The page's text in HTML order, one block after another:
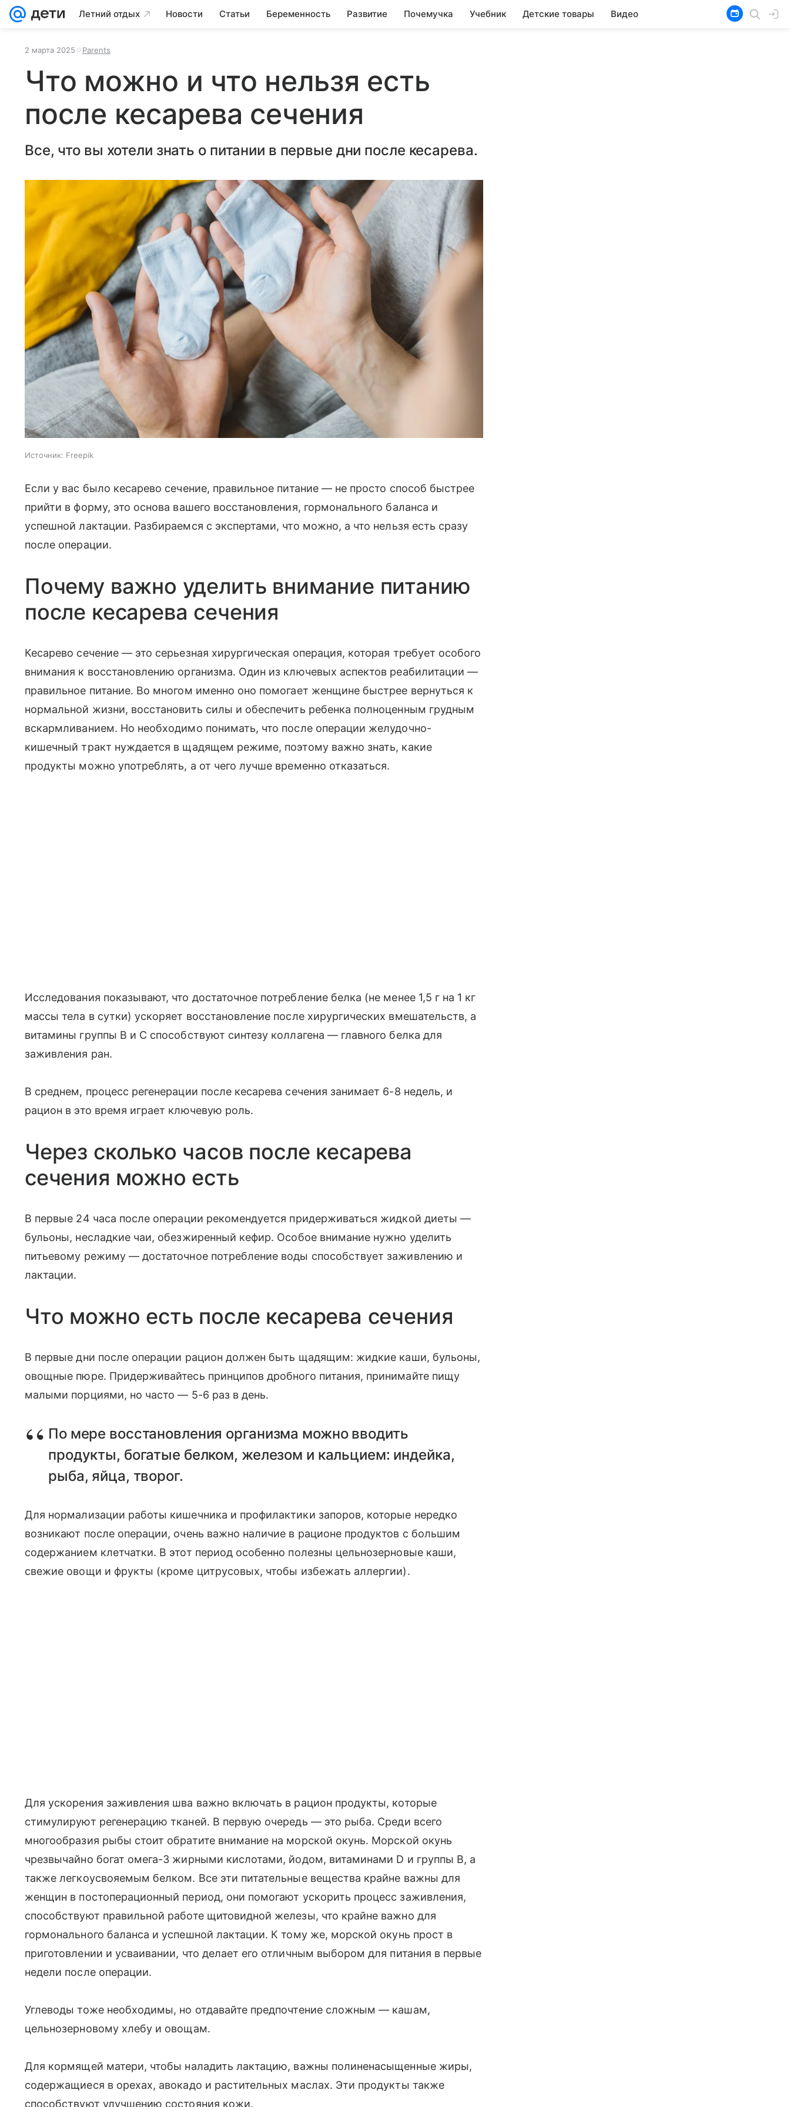
Летний отдых Новости Статьи Беременность Развитие Почемучка Учебник Детские товары Видео
2 марта 2025 Parents
Что можно и что нельзя есть
после кесарева сечения
Все, что вы хотели знать о питании в первые дни после кесарева.
Источник: Freepik
Если у вас было кесарево сечение, правильное питание — не просто способ быстрее
прийти в форму, это основа вашего восстановления, гормонального баланса и
успешной лактации. Разбираемся с экспертами, что можно, а что нельзя есть сразу
после операции.
Почему важно уделить внимание питанию
после кесарева сечения
Кесарево сечение — это серьезная хирургическая операция, которая требует особого
внимания к восстановлению организма. Один из ключевых аспектов реабилитации —
правильное питание. Во многом именно оно помогает женщине быстрее вернуться к
нормальной жизни, восстановить силы и обеспечить ребенка полноценным грудным
вскармливанием. Но необходимо понимать, что после операции желудочно-
кишечный тракт нуждается в щадящем режиме, поэтому важно знать, какие
продукты можно употреблять, а от чего лучше временно отказаться.
Исследования показывают, что достаточное потребление белка (не менее 1,5 г на 1 кг
массы тела в сутки) ускоряет восстановление после хирургических вмешательств, а
витамины группы В и С способствуют синтезу коллагена — главного белка для
заживления ран.
В среднем, процесс регенерации после кесарева сечения занимает 6-8 недель, и
рацион в это время играет ключевую роль.
Через сколько часов после кесарева
сечения можно есть
В первые 24 часа после операции рекомендуется придерживаться жидкой диеты —
бульоны, несладкие чаи, обезжиренный кефир. Особое внимание нужно уделить
питьевому режиму — достаточное потребление воды способствует заживлению и
лактации.
Что можно есть после кесарева сечения
В первые дни после операции рацион должен быть щадящим: жидкие каши, бульоны,
овощные пюре. Придерживайтесь принципов дробного питания, принимайте пищу
малыми порциями, но часто — 5-6 раз в день.
По мере восстановления организма можно вводить
продукты, богатые белком, железом и кальцием: индейка,
рыба, яйца, творог.
Для нормализации работы кишечника и профилактики запоров, которые нередко
возникают после операции, очень важно наличие в рационе продуктов с большим
содержанием клетчатки. В этот период особенно полезны цельнозерновые каши,
свежие овощи и фрукты (кроме цитрусовых, чтобы избежать аллергии).
Для ускорения заживления шва важно включать в рацион продукты, которые
стимулируют регенерацию тканей. В первую очередь — это рыба. Среди всего
многообразия рыбы стоит обратите внимание на морской окунь. Морской окунь
чрезвычайно богат омега-3 жирными кислотами, йодом, витаминами D и группы B, а
также легкоусвояемым белком. Все эти питательные вещества крайне важны для
женщин в постоперационный период, они помогают ускорить процесс заживления,
способствуют правильной работе щитовидной железы, что крайне важно для
гормонального баланса и успешной лактации. К тому же, морской окунь прост в
приготовлении и усваивании, что делает его отличным выбором для питания в первые
недели после операции.
Углеводы тоже необходимы, но отдавайте предпочтение сложным — кашам,
цельнозерновому хлебу и овощам.
Для кормящей матери, чтобы наладить лактацию, важны полиненасыщенные жиры,
содержащиеся в орехах, авокадо и растительных маслах. Эти продукты также
способствуют улучшению состояния кожи.